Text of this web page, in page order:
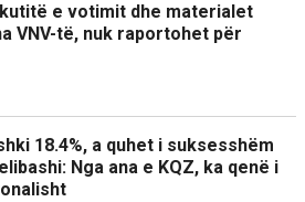
e votimit dhe materialet
VNV-të, nuk raportohet për
18.4%, a quhet i suksesshëm
Nga ana e KQZ, ka qenë i